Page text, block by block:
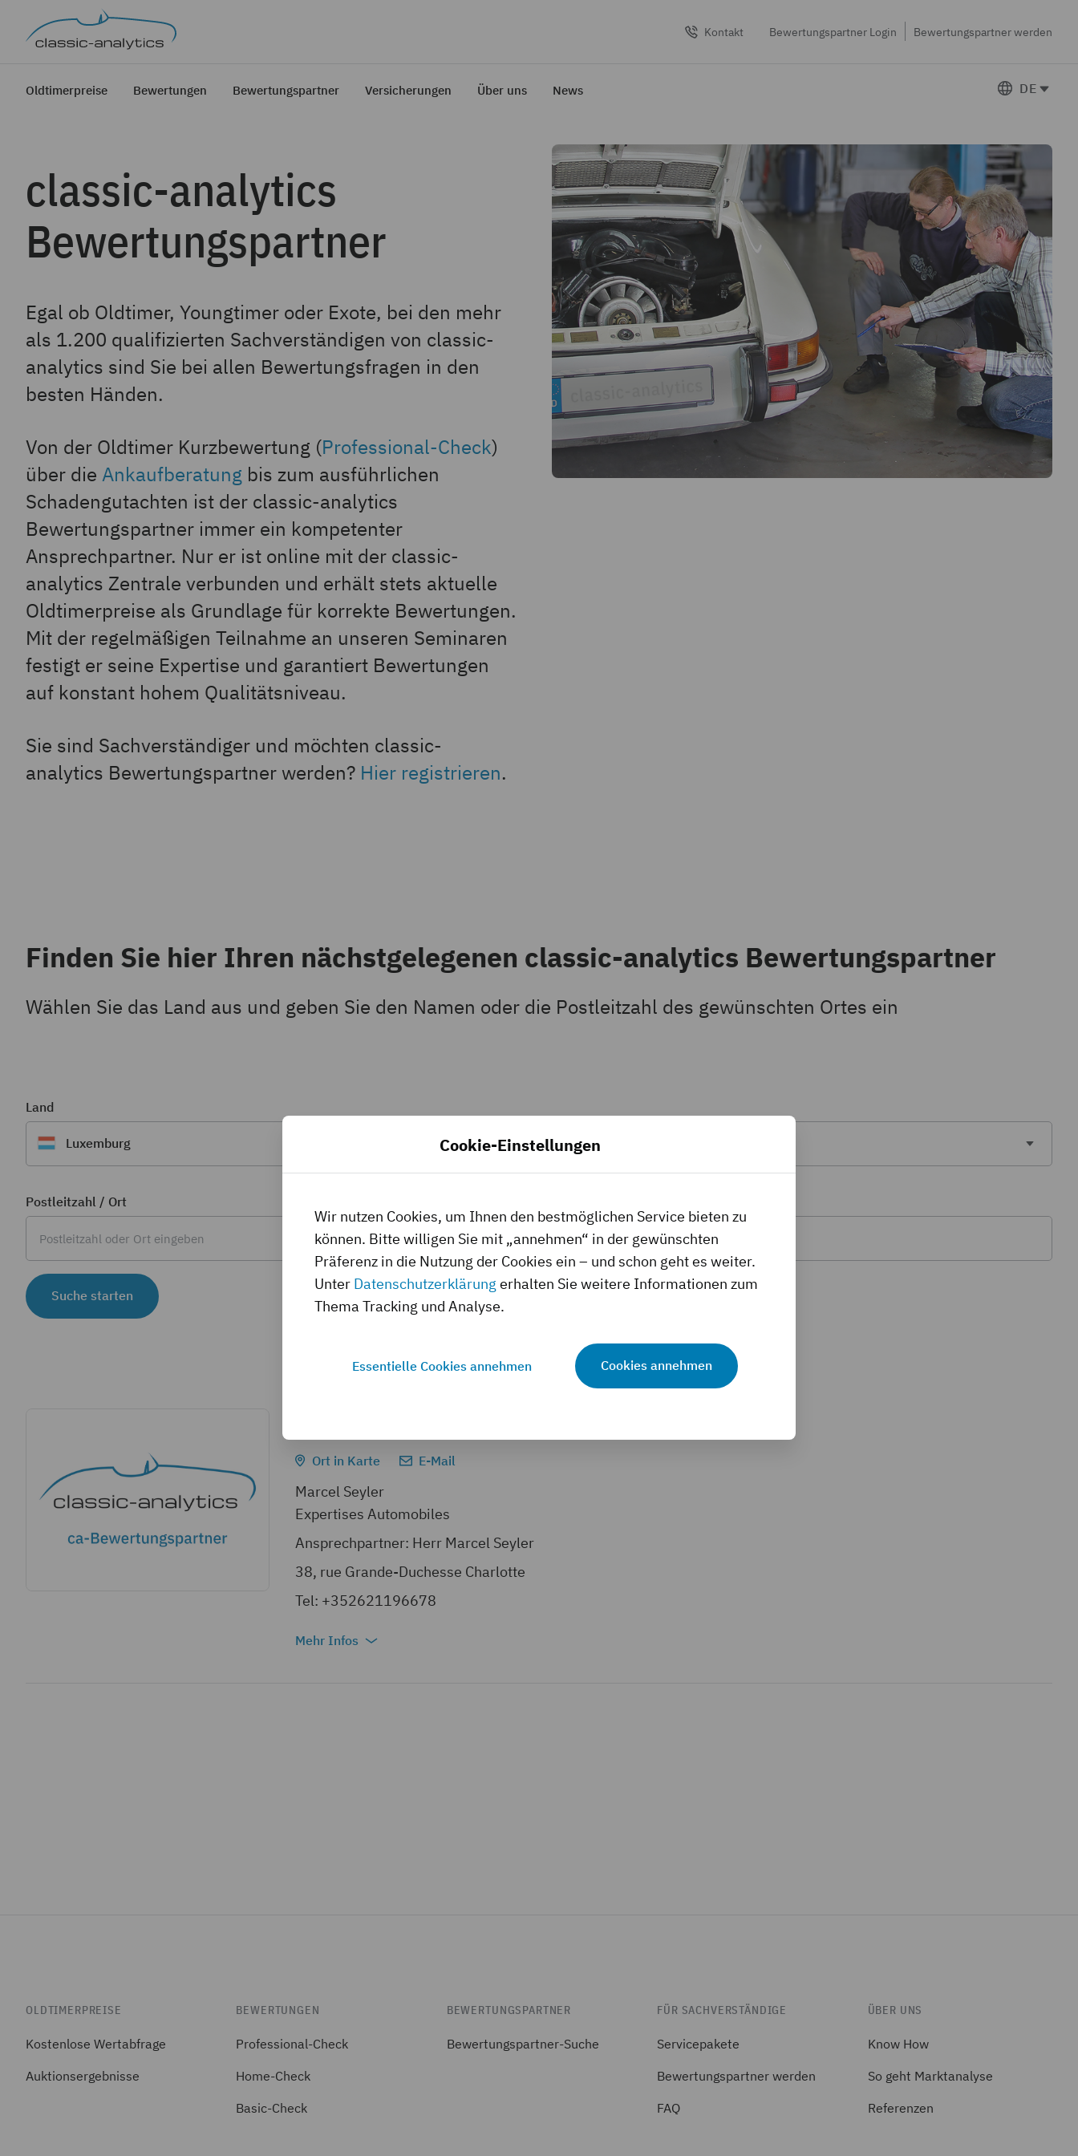
Kontakt Bewertungspartner Login Bewertungspartner werden
Oldtimerpreise Bewertungen Bewertungspartner Versicherungen Über uns News DE
classic-analytics
Bewertungspartner
Egal ob Oldtimer, Youngtimer oder Exote, bei den mehr
als 1.200 qualifizierten Sachverständigen von classic-
analytics sind Sie bei allen Bewertungsfragen in den
besten Händen.
Von der Oldtimer Kurzbewertung (Professional-Check)
über die Ankaufberatung bis zum ausführlichen
Schadengutachten ist der classic-analytics
Bewertungspartner immer ein kompetenter
Ansprechpartner. Nur er ist online mit der classic-
analytics Zentrale verbunden und erhält stets aktuelle
Oldtimerpreise als Grundlage für korrekte Bewertungen.
Mit der regelmäßigen Teilnahme an unseren Seminaren
festigt er seine Expertise und garantiert Bewertungen
auf konstant hohem Qualitätsniveau.
Sie sind Sachverständiger und möchten classic-
analytics Bewertungspartner werden? Hier registrieren.
Finden Sie hier Ihren nächstgelegenen classic-analytics Bewertungspartner
Wählen Sie das Land aus und geben Sie den Namen oder die Postleitzahl des gewünschten Ortes ein
Land
Luxemburg
Postleitzahl / Ort
Suche starten
Ort in Karte E-Mail
Marcel Seyler
Expertises Automobiles
Ansprechpartner: Herr Marcel Seyler
38, rue Grande-Duchesse Charlotte
Tel: +352621196678
Mehr Infos
Cookie-Einstellungen
Wir nutzen Cookies, um Ihnen den bestmöglichen Service bieten zu
können. Bitte willigen Sie mit „annehmen“ in der gewünschten
Präferenz in die Nutzung der Cookies ein – und schon geht es weiter.
Unter Datenschutzerklärung erhalten Sie weitere Informationen zum
Thema Tracking und Analyse.
Essentielle Cookies annehmen Cookies annehmen
OLDTIMERPREISE
Kostenlose Wertabfrage
Auktionsergebnisse
BEWERTUNGEN
Professional-Check
Home-Check
Basic-Check
BEWERTUNGSPARTNER
Bewertungspartner-Suche
FÜR SACHVERSTÄNDIGE
Servicepakete
Bewertungspartner werden
FAQ
ÜBER UNS
Know How
So geht Marktanalyse
Referenzen